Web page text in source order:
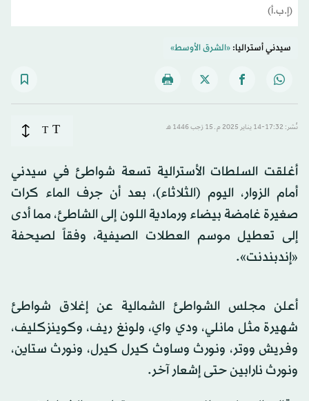
(إ.ب.أ)
سيدني أستراليا:«الشرق الأوسط»
نُشر: 17:32-14 يناير 2025 م ـ 15 رَجب 1446 هـ T
T
أغلقت السلطات الأسترالية تسعة شواطئ في سيدني
أمام الزوار، اليوم (الثلاثاء)، بعد أن جرف الماء كرات
صغيرة غامضة بيضاء ورمادية اللون إلى الشاطئ، مما أدى
إلى تعطيل موسم العطلات الصيفية، وفقاً لصيحفة
«إندبندنت».
أعلن مجلس الشواطئ الشمالية عن إغلاق شواطئ
شهيرة مثل مانلي، ودي واي، ولونغ ريف، وكوينزكليف،
وفريش ووتر، ونورث وساوث كيرل كيرل، ونورث ستاين،
ونورث نارابين حتى إشعار آخر.